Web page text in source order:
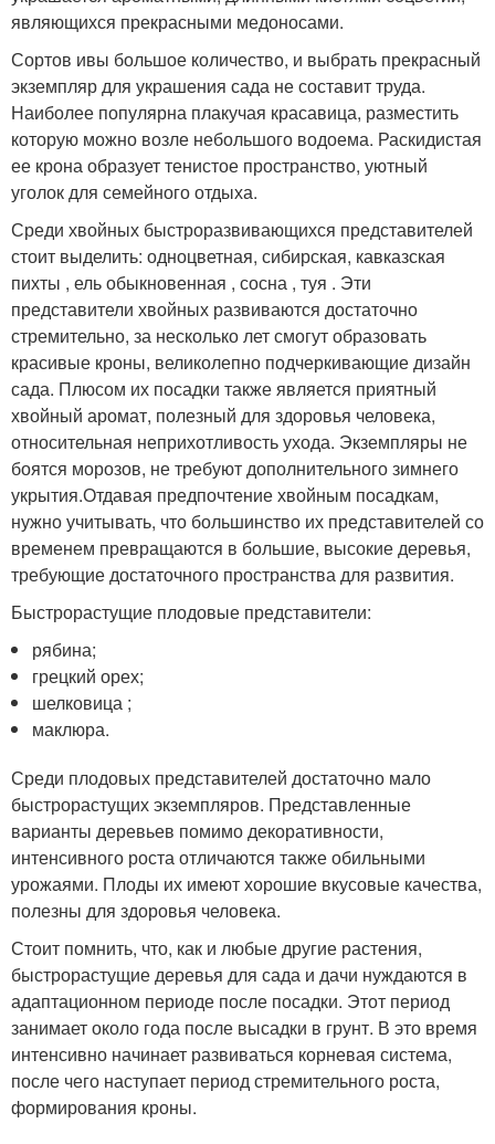
являющихся прекрасными медоносами.
Сортов ивы большое количество, и выбрать прекрасный
экземпляр для украшения сада не составит труда.
Наиболее популярна плакучая красавица, разместить
которую можно возле небольшого водоема. Раскидистая
ее крона образует тенистое пространство, уютный
уголок для семейного отдыха.
Среди хвойных быстроразвивающихся представителей
стоит выделить: одноцветная, сибирская, кавказская
пихты , ель обыкновенная , сосна , туя . Эти
представители хвойных развиваются достаточно
стремительно, за несколько лет смогут образовать
красивые кроны, великолепно подчеркивающие дизайн
сада. Плюсом их посадки также является приятный
хвойный аромат, полезный для здоровья человека,
относительная неприхотливость ухода. Экземпляры не
боятся морозов, не требуют дополнительного зимнего
укрытия.Отдавая предпочтение хвойным посадкам,
нужно учитывать, что большинство их представителей со
временем превращаются в большие, высокие деревья,
требующие достаточного пространства для развития.
Быстрорастущие плодовые представители:
рябина;
грецкий орех;
шелковица ;
маклюра.
Среди плодовых представителей достаточно мало
быстрорастущих экземпляров. Представленные
варианты деревьев помимо декоративности,
интенсивного роста отличаются также обильными
урожаями. Плоды их имеют хорошие вкусовые качества,
полезны для здоровья человека.
Стоит помнить, что, как и любые другие растения,
быстрорастущие деревья для сада и дачи нуждаются в
адаптационном периоде после посадки. Этот период
занимает около года после высадки в грунт. В это время
интенсивно начинает развиваться корневая система,
после чего наступает период стремительного роста,
формирования кроны.